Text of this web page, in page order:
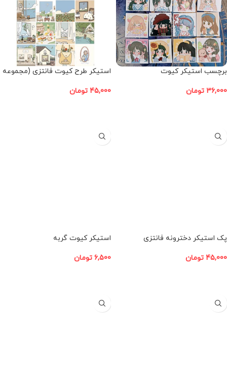
برچسب استیکر کیوت
36,000 تومان
استیکر طرح کیوت فانتزی (مجموعه
45,000 تومان
پک استیکر دخترونه فانتزی
45,000 تومان
استیکر کیوت گربه
6,500 تومان